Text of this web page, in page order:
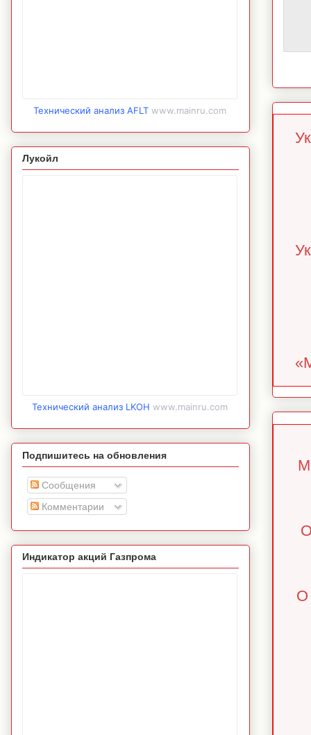
О
Технический анализ AFLT www.mainru.com
Лукойл
Технический анализ LKOH www.mainru.com
Подпишитесь на обновления
Сообщения
Комментарии
Индикатор акций Газпрома